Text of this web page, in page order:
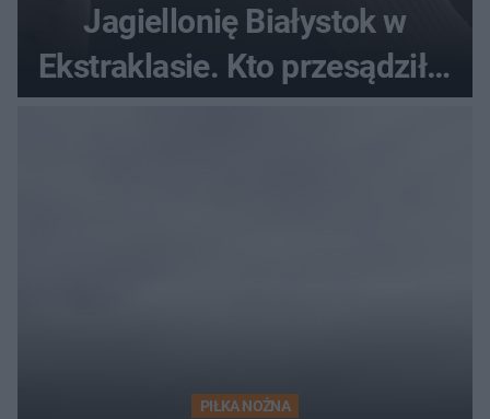
Jagiellonię Białystok w
Ekstraklasie. Kto przesądził o
losach meczu?
PIŁKA NOŻNA